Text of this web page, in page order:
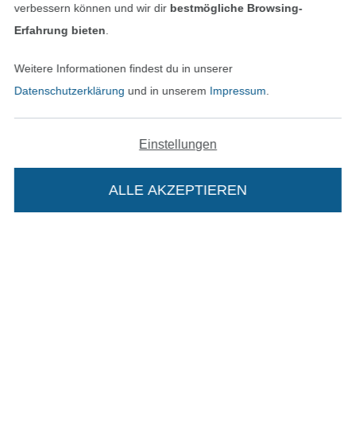
In deinen Warenkorb
AGB
Datenschutz
In den deutschen Shop wechseln (aktuell
verbessern können und wir dir bestmögliche Browsing-
Erfahrung bieten
Weitere Informationen findest du in unserer
Datenschutzerklärung und in unserem Impressum
Einstellungen
ALLE AKZEPTIEREN